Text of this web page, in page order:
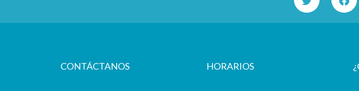
CONTÁCTANOS HORARIOS